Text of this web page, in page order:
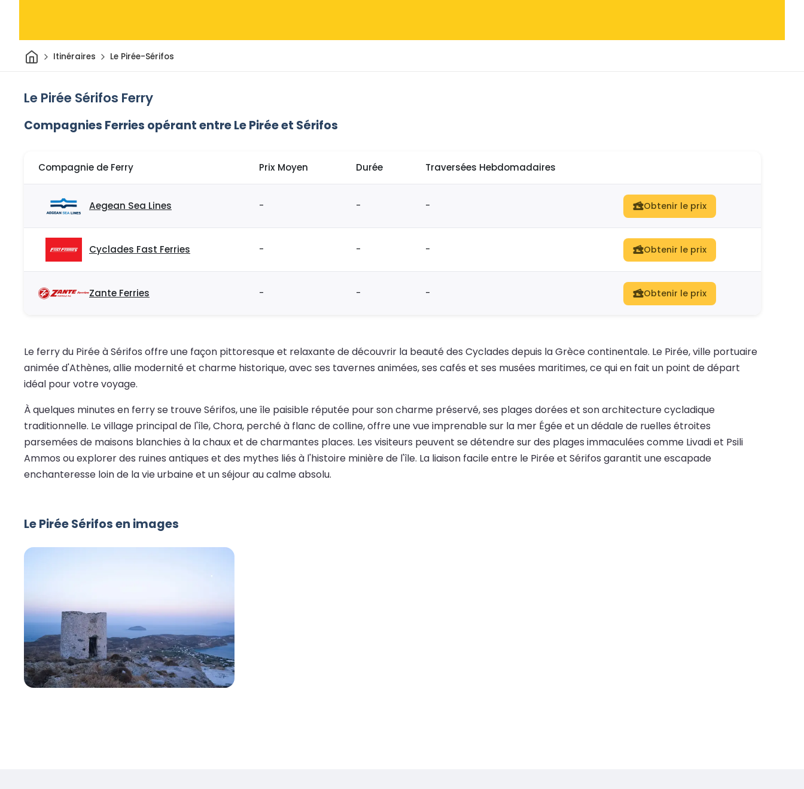
Maison
Itinéraires Le Pirée-Sérifos
Le Pirée Sérifos Ferry
Compagnies Ferries opérant entre Le Pirée et Sérifos
Compagnie de Ferry Prix Moyen Durée Traversées Hebdomadaires
Aegean Sea Lines - - - Obtenir le prix
Cyclades Fast Ferries - - - Obtenir le prix
Zante Ferries - - - Obtenir le prix
Le ferry du Pirée à Sérifos offre une façon pittoresque et relaxante de découvrir la beauté des Cyclades depuis la Grèce continentale. Le Pirée, ville portuaire
animée d'Athènes, allie modernité et charme historique, avec ses tavernes animées, ses cafés et ses musées maritimes, ce qui en fait un point de départ
idéal pour votre voyage.
À quelques minutes en ferry se trouve Sérifos, une île paisible réputée pour son charme préservé, ses plages dorées et son architecture cycladique
traditionnelle. Le village principal de l'île, Chora, perché à flanc de colline, offre une vue imprenable sur la mer Égée et un dédale de ruelles étroites
parsemées de maisons blanchies à la chaux et de charmantes places. Les visiteurs peuvent se détendre sur des plages immaculées comme Livadi et Psili
Ammos ou explorer des ruines antiques et des mythes liés à l'histoire minière de l'île. La liaison facile entre le Pirée et Sérifos garantit une escapade
enchanteresse loin de la vie urbaine et un séjour au calme absolu.
Le Pirée Sérifos en images